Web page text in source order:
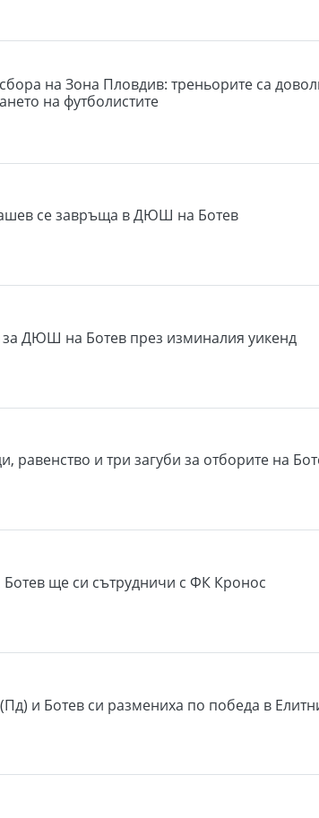
на Зона Пловдив: треньорите са
на футболистите
се завръща в ДЮШ на Ботев
ДЮШ на Ботев през изминалия уикенд
равенство и три загуби за отборите на
ще си сътрудничи с ФК Кронос
и Ботев си размениха по победа в